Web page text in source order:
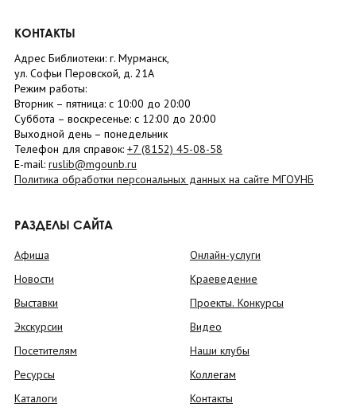
КОНТАКТЫ
Адрес Библиотеки: г. Мурманск,
ул. Софьи Перовской, д. 21А
Режим работы:
Вторник – пятница: с 10:00 до 20:00
Суббота – воскресенье: c 12:00 до 20:00
Выходной день – понедельник
Телефон для справок: +7 (8152) 45-08-58
E-mail: ruslib@mgounb.ru
Политика обработки персональных данных на сайте МГОУНБ
РАЗДЕЛЫ САЙТА
Афиша
Новости
Выставки
Экскурсии
Посетителям
Ресурсы
Каталоги
Онлайн-услуги
Краеведение
Проекты. Конкурсы
Видео
Наши клубы
Коллегам
Контакты